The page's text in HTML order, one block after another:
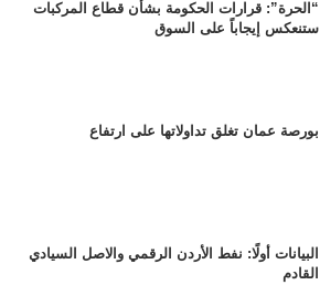
“الحرة”: قرارات الحكومة بشأن قطاع المركبات
ستنعكس إيجاباً على السوق
بورصة عمان تغلق تداولاتها على ارتفاع
البيانات أولًا: نفط الأردن الرقمي والاصل السيادي
القادم